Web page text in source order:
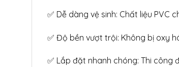
✅ Dễ dàng vệ sinh: Chất liệu PVC
✅ Độ bền vượt trội: Không bị oxy
✅ Lắp đặt nhanh chóng: Thi công